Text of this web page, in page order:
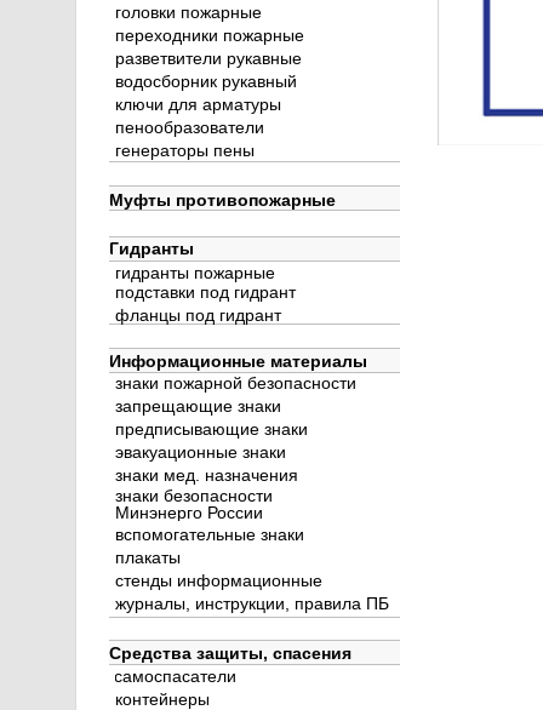
Средства защиты, спасения
Информационные материалы
Гидранты
головки пожарные
переходники пожарные
разветвители рукавные
водосборник рукавный
ключи для арматуры
пенообразователи
генераторы пены
Муфты противопожарные
гидранты пожарные
подставки под гидрант
фланцы под гидрант
знаки пожарной безопасности
запрещающие знаки
предписывающие знаки
эвакуационные знаки
знаки мед. назначения
знаки безопасности
Минэнерго России
вспомогательные знаки
плакаты
стенды информационные
журналы, инструкции, правила ПБ
самоспасатели
контейнеры